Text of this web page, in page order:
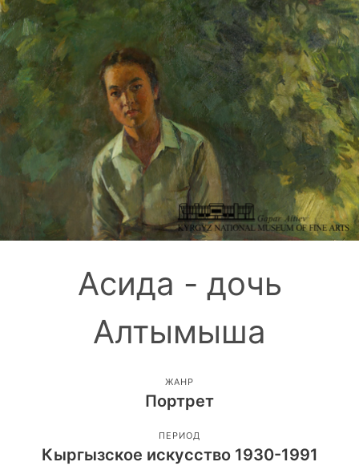
Асида - дочь
Алтымыша
ЖАНР
Портрет
ПЕРИОД
Кыргызское искусство 1930-1991